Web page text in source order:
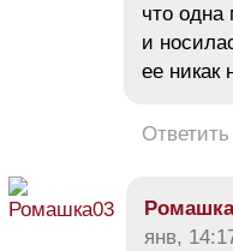
что
и
ее никак
Ответить
янв,